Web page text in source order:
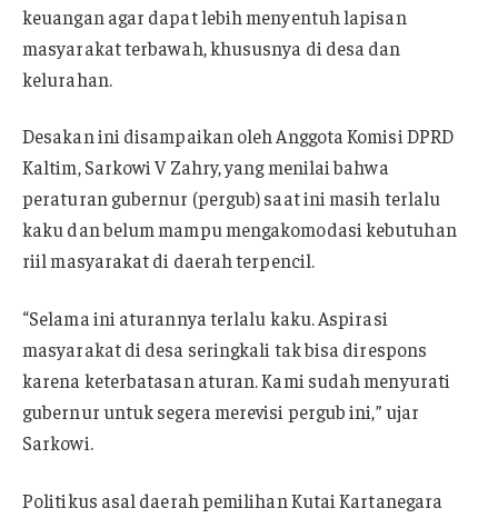
keuangan agar dapat lebih menyentuh lapisan
masyarakat terbawah, khususnya di desa dan
kelurahan.
Desakan ini disampaikan oleh Anggota Komisi DPRD
Kaltim, Sarkowi V Zahry, yang menilai bahwa
peraturan gubernur (pergub) saat ini masih terlalu
kaku dan belum mampu mengakomodasi kebutuhan
riil masyarakat di daerah terpencil.
“Selama ini aturannya terlalu kaku. Aspirasi
masyarakat di desa seringkali tak bisa direspons
karena keterbatasan aturan. Kami sudah menyurati
gubernur untuk segera merevisi pergub ini,” ujar
Sarkowi.
Politikus asal daerah pemilihan Kutai Kartanegara